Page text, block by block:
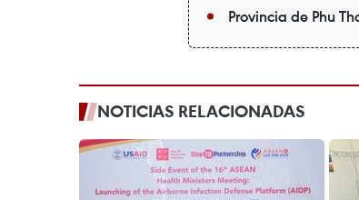
Provincia de Phu
NOTICIAS RELACIONADAS